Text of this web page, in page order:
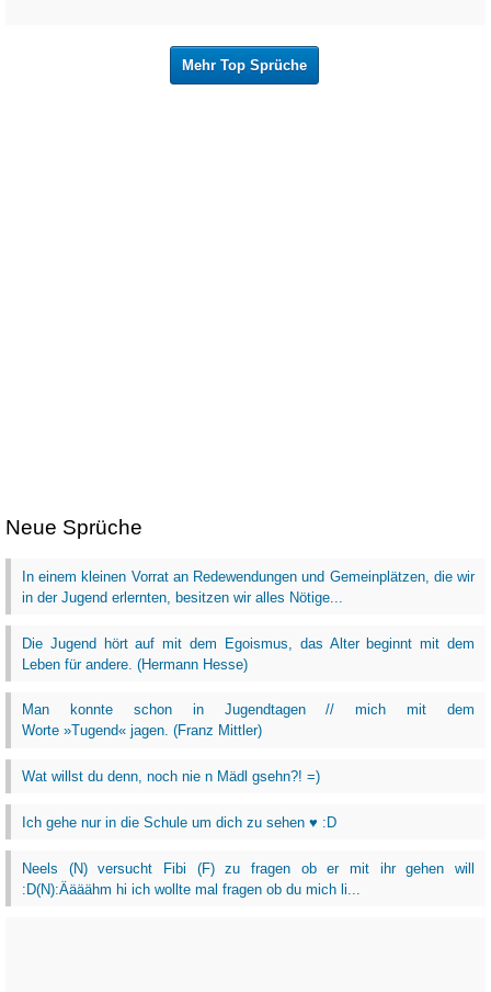
Mehr Top Sprüche
Neue Sprüche
In einem kleinen Vorrat an Redewendungen und Gemeinplätzen, die wir
in der Jugend erlernten, besitzen wir alles Nötige...
Die Jugend hört auf mit dem Egoismus, das Alter beginnt mit dem
Leben für andere. (Hermann Hesse)
Man konnte schon in Jugendtagen // mich mit dem
Worte »Tugend« jagen. (Franz Mittler)
Wat willst du denn, noch nie n Mädl gsehn?! =)
Ich gehe nur in die Schule um dich zu sehen ♥ :D
Neels (N) versucht Fibi (F) zu fragen ob er mit ihr gehen will
:D(N):Äääähm hi ich wollte mal fragen ob du mich li...